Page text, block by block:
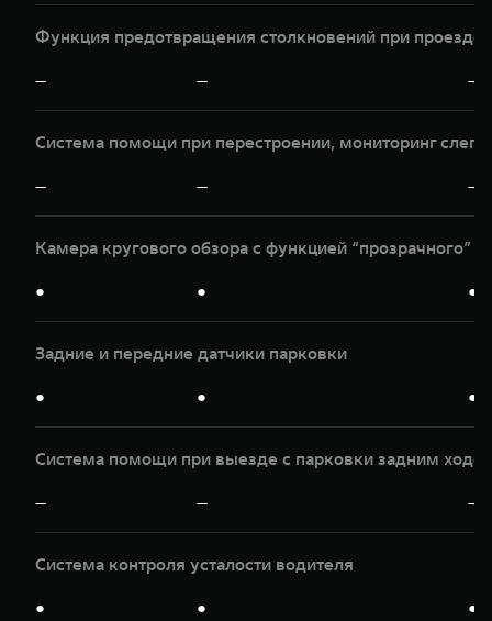
Функция предотвращения столкновений при проезде
— — —
Система помощи при перестроении, мониторинг
— — —
Камера кругового обзора с функцией “прозрачного”
● ● ●
Задние и передние датчики парковки
● ● ●
Система помощи при выезде с парковки задним
— — —
Система контроля усталости водителя
● ● ●